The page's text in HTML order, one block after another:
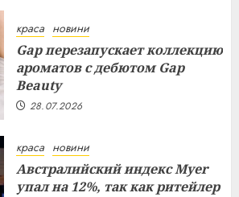
краса новини
Gap перезапускает коллекцию
ароматов с дебютом Gap
Beauty
28.07.2026
краса новини
Австралийский индекс Myer
упал на 12%, так как ритейлер